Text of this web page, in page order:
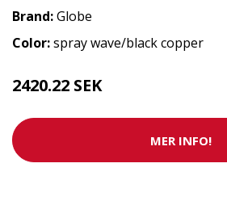
Brand:Globe
Color:spray wave/black copper
2420.22 SEK
MER INFO!